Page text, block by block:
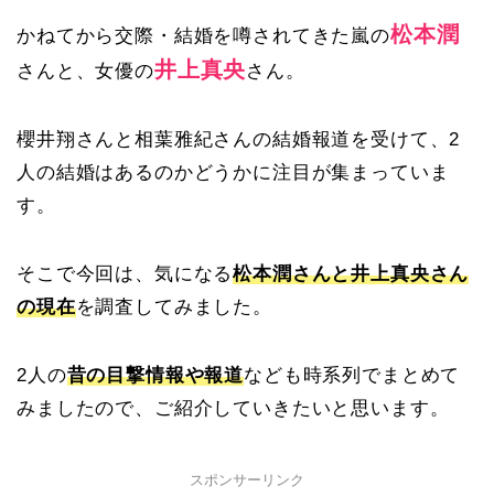
かねてから交際・結婚を噂されてきた嵐の松本潤
さんと、女優の井上真央さん。
櫻井翔さんと相葉雅紀さんの結婚報道を受けて、2
人の結婚はあるのかどうかに注目が集まっていま
す。
そこで今回は、気になる松本潤さんと井上真央さん
の現在を調査してみました。
2人の昔の目撃情報や報道なども時系列でまとめて
みましたので、ご紹介していきたいと思います。
スポンサーリンク